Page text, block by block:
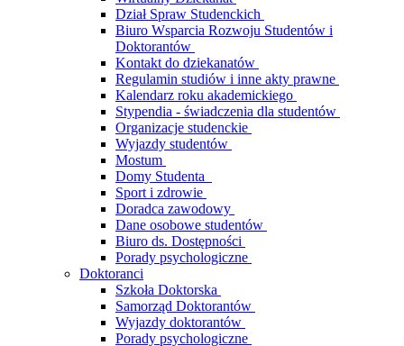
Dział Spraw Studenckich
Biuro Wsparcia Rozwoju Studentów i
Doktorantów
Kontakt do dziekanatów
Regulamin studiów i inne akty prawne
Kalendarz roku akademickiego
Stypendia - świadczenia dla studentów
Organizacje studenckie
Wyjazdy studentów
Mostum
Domy Studenta
Sport i zdrowie
Doradca zawodowy
Dane osobowe studentów
Biuro ds. Dostępności
Porady psychologiczne
Doktoranci
Szkoła Doktorska
Samorząd Doktorantów
Wyjazdy doktorantów
Porady psychologiczne